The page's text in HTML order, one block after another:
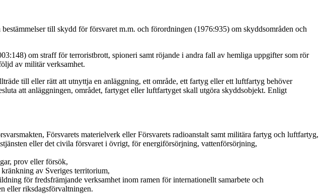
till skydd för försvaret m.m. och förordningen (1976:935) om skyddsområden och
om straff för terroristbrott, spioneri samt röjande i andra fall av hemliga uppgifter som rör
av militär verksamhet.
till eller rätt att utnyttja en anläggning, ett område, ett fartyg eller ett luftfartyg behöver
att anläggningen, området, fartyget eller luftfartyget skall utgöra skyddsobjekt. Enligt
Försvarets materielverk eller Försvarets radioanstalt samt militära fartyg och luftfartyg,
eller det civila försvaret i övrigt, för energiförsörjning, vattenförsörjning,
prov eller försök,
av Sveriges territorium,
för fredsfrämjande verksamhet inom ramen för internationellt samarbete och
eller riksdagsförvaltningen.